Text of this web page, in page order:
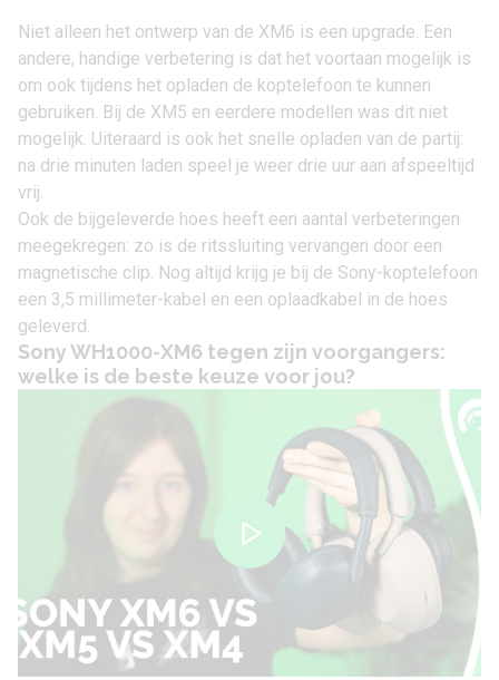
Niet alleen het ontwerp van de XM6 is een upgrade. Een
andere, handige verbetering is dat het voortaan mogelijk is
om ook tijdens het opladen de koptelefoon te kunnen
gebruiken. Bij de XM5 en eerdere modellen was dit niet
mogelijk. Uiteraard is ook het snelle opladen van de partij:
na drie minuten laden speel je weer drie uur aan afspeeltijd
vrij.
Ook de bijgeleverde hoes heeft een aantal verbeteringen
meegekregen: zo is de ritssluiting vervangen door een
magnetische clip. Nog altijd krijg je bij de Sony-koptelefoon
een 3,5 millimeter-kabel en een oplaadkabel in de hoes
geleverd.
Sony WH1000-XM6 tegen zijn voorgangers:
welke is de beste keuze voor jou?